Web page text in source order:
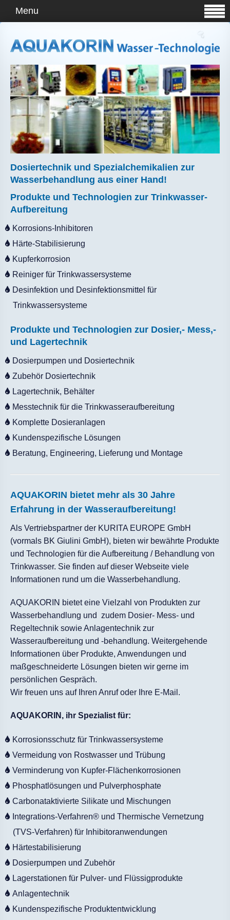
Menu
Dosiertechnik und Spezialchemikalien zur
Wasserbehandlung aus einer Hand!
Produkte und Technologien zur Trinkwasser-
Aufbereitung
Korrosions-Inhibitoren
Härte-Stabilisierung
Kupferkorrosion
Reiniger für Trinkwassersysteme
Desinfektion und Desinfektionsmittel für
Trinkwassersysteme
Produkte und Technologien zur Dosier,- Mess,-
und Lagertechnik
Dosierpumpen und Dosiertechnik
Zubehör Dosiertechnik
Lagertechnik, Behälter
Messtechnik für die Trinkwasseraufbereitung
Komplette Dosieranlagen
Kundenspezifische Lösungen
Beratung, Engineering, Lieferung und Montage
AQUAKORIN bietet mehr als 30 Jahre
Erfahrung in der Wasseraufbereitung!
Als Vertriebspartner der KURITA EUROPE GmbH
(vormals BK Giulini GmbH), bieten wir bewährte Produkte
und Technologien für die Aufbereitung / Behandlung von
Trinkwasser. Sie finden auf dieser Webseite viele
Informationen rund um die Wasserbehandlung.
AQUAKORIN bietet eine Vielzahl von Produkten zur
Wasserbehandlung und zudem Dosier- Mess- und
Regeltechnik sowie Anlagentechnik zur
Wasseraufbereitung und -behandlung. Weitergehende
Informationen über Produkte, Anwendungen und
maßgeschneiderte Lösungen bieten wir gerne im
persönlichen Gespräch.
Wir freuen uns auf Ihren Anruf oder Ihre E-Mail.
AQUAKORIN, ihr Spezialist für:
Korrosionsschutz für Trinkwassersysteme
Vermeidung von Rostwasser und Trübung
Verminderung von Kupfer-Flächenkorrosionen
Phosphatlösungen und Pulverphosphate
Carbonataktivierte Silikate und Mischungen
Integrations-Verfahren® und Thermische Vernetzung
(TVS-Verfahren) für Inhibitoranwendungen
Härtestabilisierung
Dosierpumpen und Zubehör
Lagerstationen für Pulver- und Flüssigprodukte
Anlagentechnik
Kundenspezifische Produktentwicklung